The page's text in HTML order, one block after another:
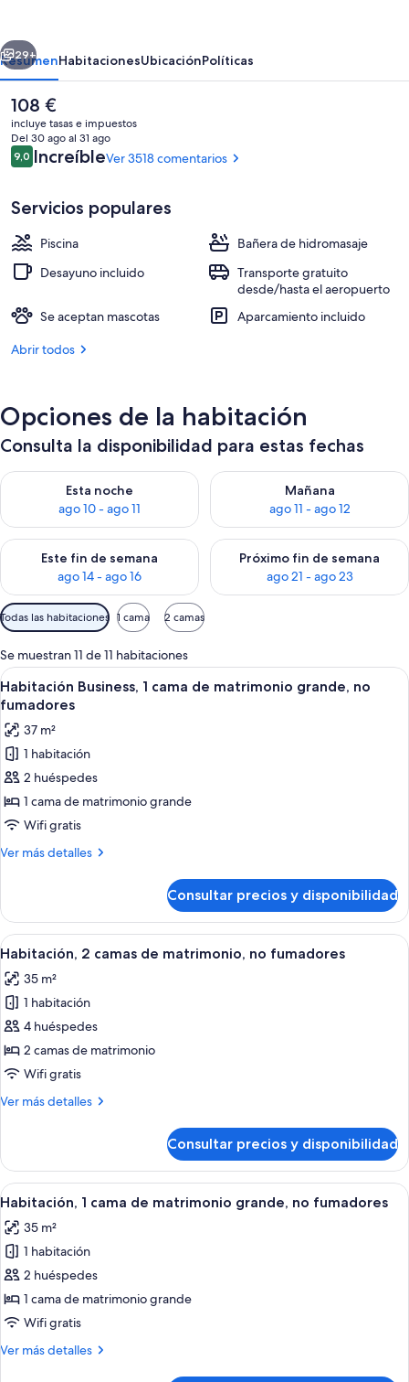
Airport
Vestíbulo
Siguiente
29+
ResumenHabitacionesUbicaciónPolíticas
El
precio
actual
es
de
108 €
incluye tasas e impuestos
Del 30 ago al 31 ago
Comentarios
9,09,0 de 10
IncreíbleVer 3518 comentarios
Servicios populares
Piscina
Bañera de hidromasaje
Desayuno incluido
Transporte gratuito
desde/hasta el aeropuerto
Se aceptan mascotas
Aparcamiento incluido
Abrir todos
Opciones de la habitación
Consulta la disponibilidad para estas fechas
Esta noche
ago 10 - ago 11
Consulta la disponibilidad para esta noche, ago 10 - ago 11
Mañana
ago 11 - ago 12
Consulta la disponibilidad
Este fin de semana
ago 14 - ago 16
Consulta la disponibilidad para este fin de semana, ago 14 -
Próximo fin de semana
ago 21 - ago 23
Consulta la disponibilidad
Filtros
disponibles
para
las
habitaciones
Todas las habitaciones 1 cama 2 camas
Se muestran 11 de 11 habitaciones
Abrir
todas
las
fotos
de
Habitación
Business,
1
cama
grande,
no
fumadores
Habitación de hotel con una cama
4
Habitación Business, 1 cama de matrimonio grande, no
fumadores
37 m²
1 habitación
2 huéspedes
1 cama de matrimonio grande
Wifi gratis
Ver más detalles
Más
Business,
cama
matrimonio
grande,
no
fumadores
Consultar precios y disponibilidad
Abrir
todas
las
fotos
de
Habitación,
2
de
fumadores
Habitación de hotel con dos camas,
5
Habitación, 2 camas de matrimonio, no fumadores
35 m²
1 habitación
4 huéspedes
2 camas de matrimonio
Wifi gratis
Ver más detalles
Más
2
camas
de
no
fumadores
Consultar precios y disponibilidad
Abrir
todas
las
fotos
de
Habitación,
1
de
Habitación de hotel con una cama
5
Habitación, 1 cama de matrimonio grande, no fumadores
35 m²
1 habitación
2 huéspedes
1 cama de matrimonio grande
Wifi gratis
Ver más detalles
Más